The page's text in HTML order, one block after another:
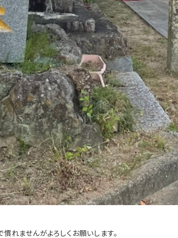
れませんがよろしくお願いします。